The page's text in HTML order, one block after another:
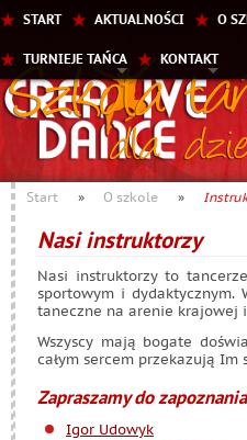
START AKTUALNOŚCI O
TURNIEJE TAŃCA KONTAKT
Start » O szkole »
Nasi instruktorzy
Nasi instruktorzy to
sportowym i dydaktycznym.
taneczne na arenie krajowej
Wszyscy mają bogate
całym sercem przekazują
Zapraszamy do
Igor Udowyk